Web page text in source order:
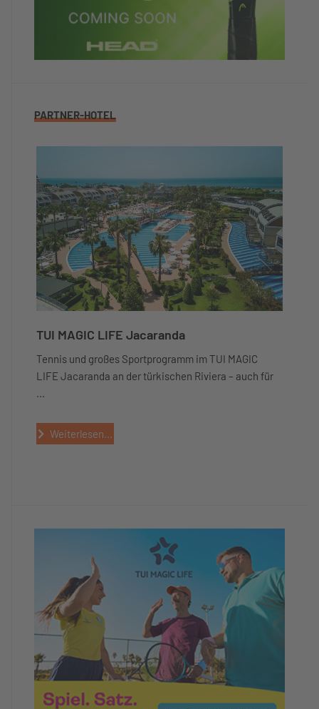
PARTNER-HOTEL
TUI MAGIC LIFE Jacaranda
Tennis und großes Sportprogramm im TUI MAGIC
LIFE Jacaranda an der türkischen Riviera – auch für
...
Weiterlesen...